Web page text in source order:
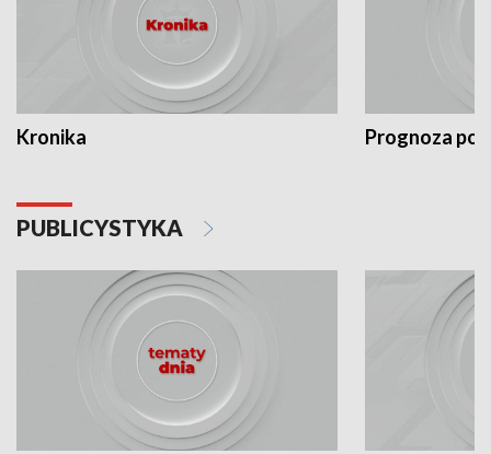
Kronika Prognoza
PUBLICYSTYKA